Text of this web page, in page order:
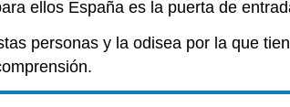
ellos España es la puerta de
personas y la odisea por la que